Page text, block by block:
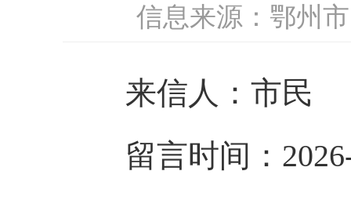
信息来源：鄂州
来信人：市民
留言时间：2026-